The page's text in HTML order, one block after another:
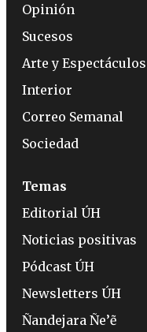
Opinión
Sucesos
Arte y Espectáculos
Interior
Correo Semanal
Sociedad
Temas
Editorial ÚH
Noticias positivas
Pódcast ÚH
Newsletters ÚH
Ñandejara Ñe’ẽ